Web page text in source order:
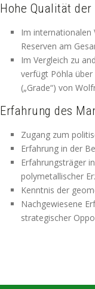
Hohe Qualität
Im internationalen
Reserven am
Im Vergleich zu
verfügt Pöhla
(„Grade“) von
Erfahrung des
Zugang zum
Erfahrung in der
Erfahrungsträger
polymetallischer
Kenntnis der
Nachgewiesene
strategischer